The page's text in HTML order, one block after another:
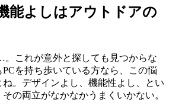
能よしはアウトドアの
これが意外と探しても見つからな
を持ち歩いている方なら、この悩
。デザインよし、機能性よし、とい
の両立がなかなかうまくいかない。